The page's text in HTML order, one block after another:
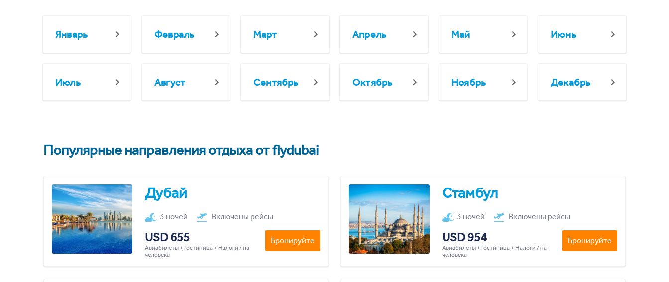
Январь Февраль Март Апрель Май Июнь
Июль Август Сентябрь Октябрь Ноябрь Декабрь
Популярные направления отдыха от flydubai
Дубай
3 ночей Включены рейсы
USD 655
Авиабилеты + Гостиница + Налоги / на
человека
Бронируйте
Стамбул
3 ночей Включены рейсы
USD 954
Авиабилеты + Гостиница + Налоги / на
человека
Бронируйте